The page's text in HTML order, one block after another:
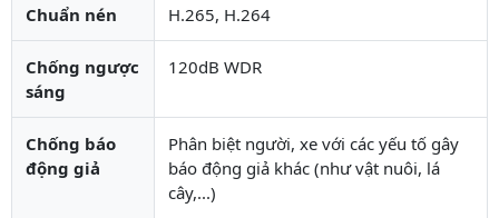
Chuẩn nén H.265, H.264
Chống ngược
sáng
120dB WDR
Chống báo
động giả
Phân biệt người, xe với các yếu tố gây
báo động giả khác (như vật nuôi, lá
cây,...)